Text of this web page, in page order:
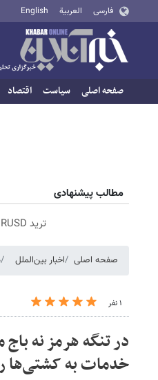
فارسی العربية English
صفحه اصلی سیاست اقتصاد
مطالب پیشنهادی
ترید EURUSD با اسپرد از صفر پیپ
صفحه اصلی اخبار بین‌الملل
۱ نفر
در تنگه هرمز نه
خدمات به کشتی‌ها